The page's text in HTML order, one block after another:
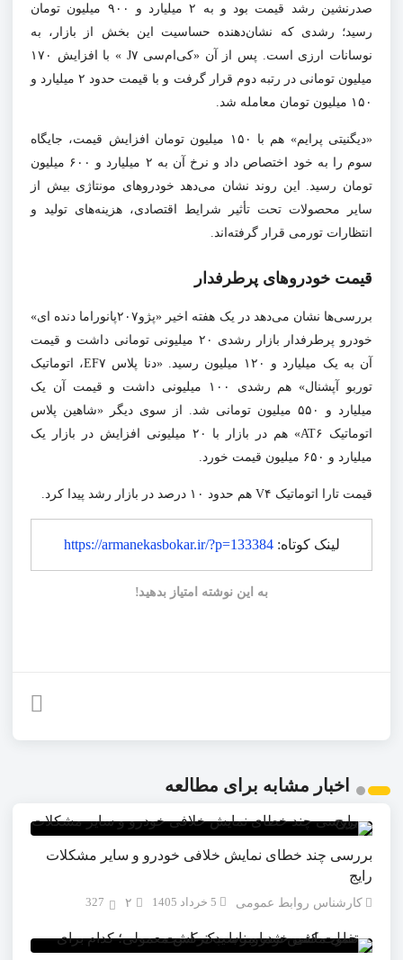
صدرنشین رشد قیمت بود و به ۲ میلیارد و ۹۰۰ میلیون تومان
رسید؛ رشدی که نشان‌دهنده حساسیت این بخش از بازار، به
نوسانات ارزی است. پس از آن «کی‌ام‌سی J۷ » با افزایش ۱۷۰
میلیون تومانی در رتبه دوم قرار گرفت و با قیمت حدود ۲ میلیارد و
۱۵۰ میلیون تومان معامله شد.
«دیگنیتی پرایم» هم با ۱۵۰ میلیون تومان افزایش قیمت، جایگاه
سوم را به خود اختصاص داد و نرخ آن به ۲ میلیارد و ۶۰۰ میلیون
تومان رسید. این روند نشان می‌دهد خودروهای مونتاژی بیش از
سایر محصولات تحت تأثیر شرایط اقتصادی، هزینه‌های تولید و
انتظارات تورمی قرار گرفته‌اند.
قیمت خودروهای پرطرفدار
بررسی‌ها نشان می‌دهد در یک هفته اخیر «پژو۲۰۷پانوراما دنده ای»
خودرو پرطرفدار بازار رشدی ۲۰ میلیونی تومانی داشت و قیمت
آن به یک میلیارد و ۱۲۰ میلیون رسید. «دنا پلاس EF۷، اتوماتیک
توربو آپشنال» هم رشدی ۱۰۰ میلیونی داشت و قیمت آن یک
میلیارد و ۵۵۰ میلیون تومانی شد. از سوی دیگر «شاهین پلاس
اتوماتیک AT۶» هم در بازار با ۲۰ میلیونی افزایش در بازار یک
میلیارد و ۶۵۰ میلیون قیمت خورد.
قیمت تارا اتوماتیک V۴ هم حدود ۱۰ درصد در بازار رشد پیدا کرد.
لینک کوتاه:https://armanekasbokar.ir/?p=133384
به این نوشته امتیاز بدهید!
اخبار مشابه برای مطالعه
بررسی چند خطای نمایش خلافی خودرو و سایر مشکلات
رایج
کارشناس روابط عمومی 5 خرداد 1405 327